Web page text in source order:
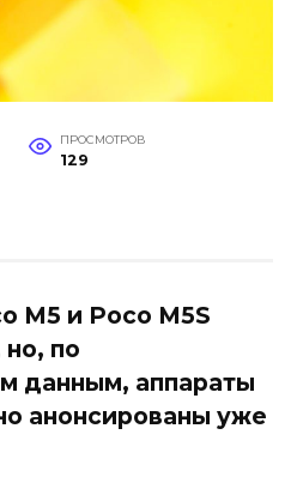
ПРОСМОТРОВ
129
M5 и Poco M5S
но, по
данным, аппараты
анонсированы уже